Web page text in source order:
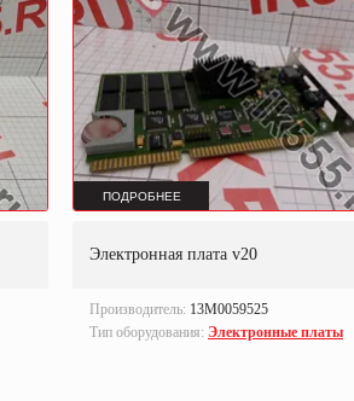
ПОДРОБНЕЕ
Электронная плата v20
Производитель: 13M0059525
Тип оборудования: Электронные платы